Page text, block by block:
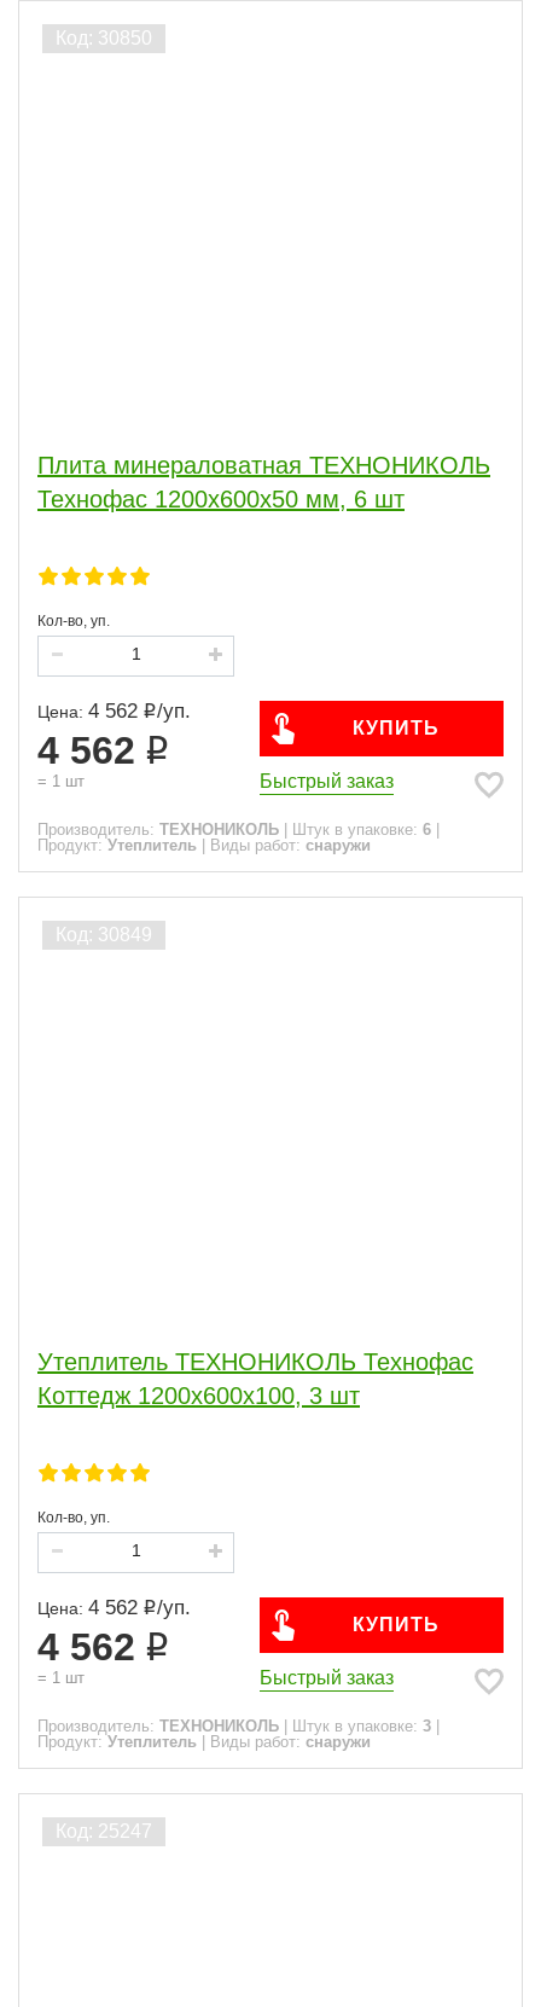
Плита минераловатная ТЕХНОНИКОЛЬ
Технофас 1200х600х50 мм, 6 шт
Кол-во, уп.
Цена: 4 562 /уп.
4 562
= 1 шт
КУПИТЬ
Быстрый заказ
Производитель: ТЕХНОНИКОЛЬ Штук в упаковке: 6
Продукт: Утеплитель Виды работ: снаружи
Утеплитель ТЕХНОНИКОЛЬ Технофас
Коттедж 1200х600х100, 3 шт
Кол-во, уп.
Цена: 4 562 /уп.
4 562
= 1 шт
КУПИТЬ
Быстрый заказ
Производитель: ТЕХНОНИКОЛЬ Штук в упаковке: 3
Продукт: Утеплитель Виды работ: снаружи